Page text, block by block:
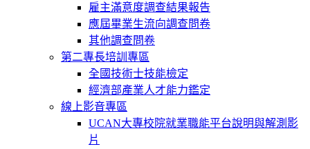
雇主滿意度調查結果報告
應屆畢業生流向調查問卷
其他調查問卷
第二專長培訓專區
全國技術士技能檢定
經濟部產業人才能力鑑定
線上影音專區
UCAN大專校院就業職能平台說明與解測影
片